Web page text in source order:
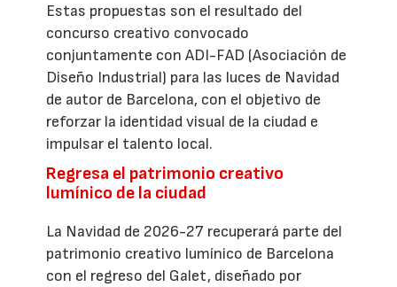
Estas propuestas son el resultado del
concurso creativo convocado
conjuntamente con ADI-FAD (Asociación de
Diseño Industrial) para las luces de Navidad
de autor de Barcelona, con el objetivo de
reforzar la identidad visual de la ciudad e
impulsar el talento local.
Regresa el patrimonio creativo
lumínico de la ciudad
La Navidad de 2026-27 recuperará parte del
patrimonio creativo lumínico de Barcelona
con el regreso del Galet, diseñado por